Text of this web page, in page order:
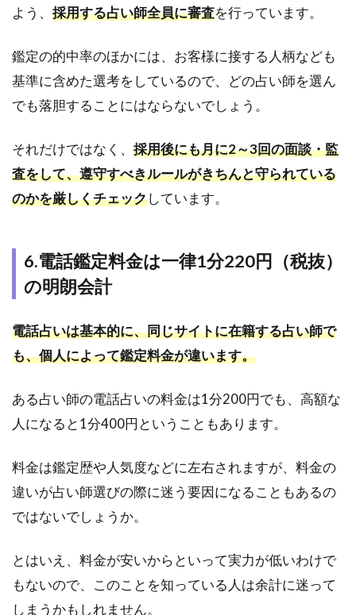
新規登録
するまで
2.占
い師
依頼
する
と
め
よう、 採用する占い師全員に審査を行っています。
鑑定の的中率のほかには、お客様に接する人柄なども
基準に含めた選考をしているので、どの占い師を選ん
でも落胆することにはならないでしょう。
それだけではなく、 採用後にも月に2～3回の面談・監
査をして、遵守すべきルールがきちんと守られている
のかを厳しくチェックしています。
6.電話鑑定料金は一律1分220円（税抜）
の明朗会計
電話占いは基本的に、同じサイトに在籍する占い師で
も、個人によって鑑定料金が違います。
ある占い師の電話占いの料金は1分200円でも、高額な
人になると1分400円ということもあります。
料金は鑑定歴や人気度などに左右されますが、料金の
違いが占い師選びの際に迷う要因になることもあるの
ではないでしょうか。
とはいえ、料金が安いからといって実力が低いわけで
もないので、このことを知っている人は余計に迷って
しまうかもしれません。